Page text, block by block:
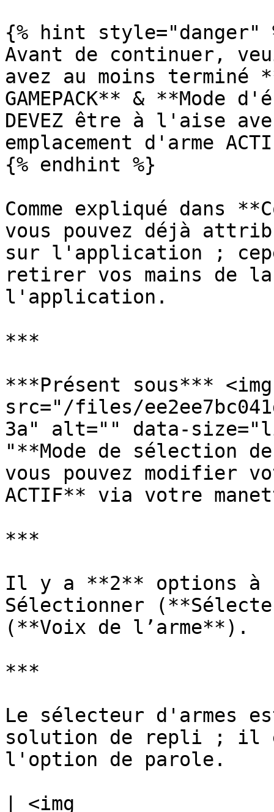
{% hint style="danger"
Avant de continuer,
avez au moins terminé
GAMEPACK** & **Mode
DEVEZ être à l'aise
emplacement d'arme
{% endhint %}
Comme expliqué dans
vous pouvez déjà
sur l'application ;
retirer vos mains de
l'application.
***
***Présent sous*** <img
src="/files/
3a" alt="" data-
"**Mode de sélection
vous pouvez modifier
ACTIF** via votre
***
Il y a **2** options à
Sélectionner
(**Voix de l’arme**).
***
Le sélecteur d'armes
solution de repli ; il
l'option de parole.
| <img